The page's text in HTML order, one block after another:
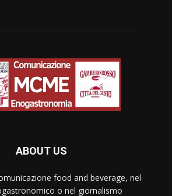
ABOUT US
food and beverage, nel
o nel giornalismo